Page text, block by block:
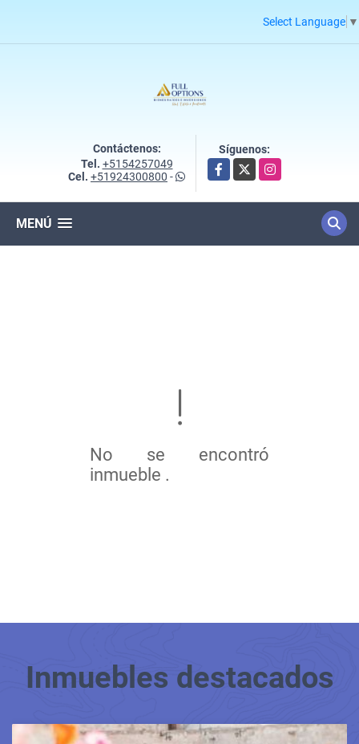
Select Language ▼
Contáctenos:
Tel. +5154257049
Cel. +51924300800 -
Síguenos:
Facebook
X Instagram
MENÚ
No se encontró
inmueble .
Inmuebles destacados